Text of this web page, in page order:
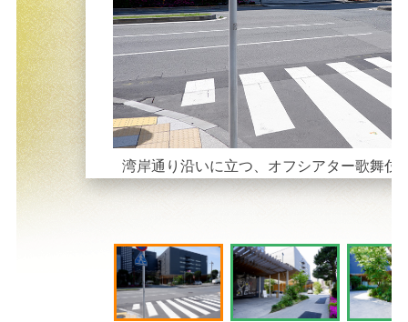
湾岸通り沿いに立つ、オフシアター歌舞